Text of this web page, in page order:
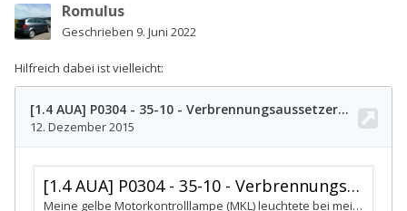
Romulus
Geschrieben 9. Juni 2022
Hilfreich dabei ist vielleicht: